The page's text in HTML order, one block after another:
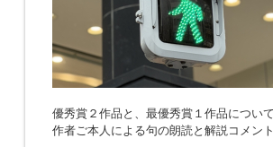
優秀賞２作品と、最優秀賞１作品について
作者ご本人による句の朗読と解説コメン